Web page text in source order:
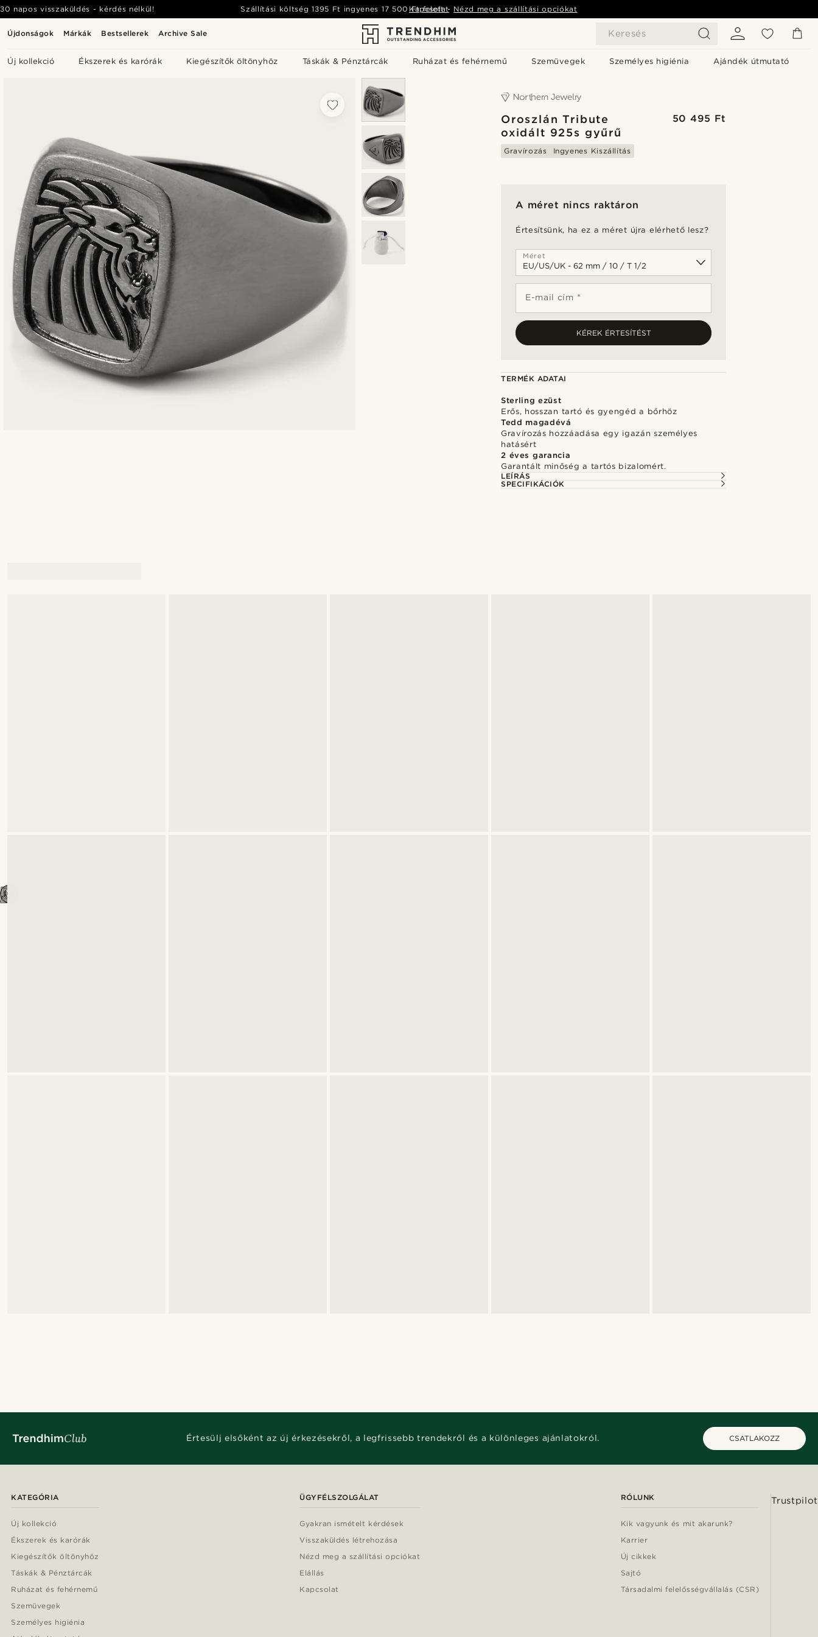
Újdonságok Márkák Bestsellerek Archive Sale Keresés
Új kollekció Ékszerek és karórák Kiegészítők öltönyhöz Táskák & Pénztárcák Ruházat és fehérnemű Szemüvegek Személyes higiénia Ajándék útmutató
30 napos visszaküldés - kérdés nélkül! Szállítási költség1395 Ft ingyenes 17 500 Ft felett- Nézd meg a szállítási opciókat
Kapcsolat
Oroszlán Tribute
oxidált 925s gyűrű
50 495 Ft
Gravírozás Ingyenes Kiszállítás
A méret nincs raktáron
Értesítsünk, ha ez a méret újra elérhető lesz?
Méret
E-mail cím *
KÉREK ÉRTESÍTÉST
TERMÉK ADATAI
Sterling ezüst
Erős, hosszan tartó és gyengéd a bőrhöz
Tedd magadévá
Gravírozás hozzáadása egy igazán személyes
hatásért
2 éves garancia
Garantált minőség a tartós bizalomért.
LEÍRÁS
SPECIFIKÁCIÓK
Értesülj elsőként az új érkezésekről, a legfrissebb trendekről és a különleges ajánlatokról. CSATLAKOZZ
KATEGÓRIA
Új kollekció
Ékszerek és karórák
Kiegészítők öltönyhöz
Táskák & Pénztárcák
Ruházat és fehérnemű
Szemüvegek
Személyes higiénia
ÜGYFÉLSZOLGÁLAT
Gyakran ismételt kérdések
Visszaküldés létrehozása
Nézd meg a szállítási opciókat
Elállás
Kapcsolat
RÓLUNK
Kik vagyunk és mit akarunk?
Karrier
Új cikkek
Sajtó
Társadalmi felelősségvállalás (CSR)
Trustpilot